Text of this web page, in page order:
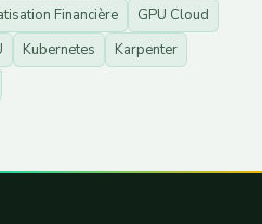
Financière
GPU Cloud
Kubernetes
Karpenter